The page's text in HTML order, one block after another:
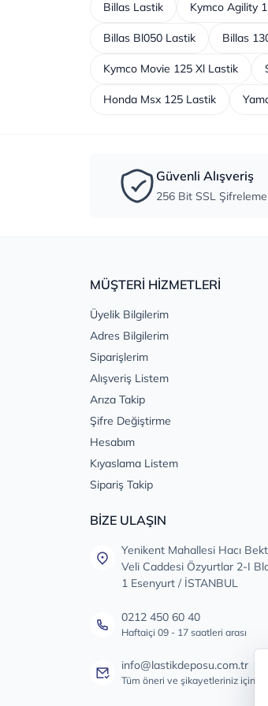
Billas Lastik Kymco Agility
Billas Bl050 Lastik Billas
Kymco Movie 125 Xl Lastik
Honda Msx 125 Lastik
Güvenli Alışveriş
256 Bit SSL Şifreleme
MÜŞTERİ HİZMETLERİ
Üyelik Bilgilerim
Adres Bilgilerim
Siparişlerim
Alışveriş Listem
Arıza Takip
Şifre Değiştirme
Hesabım
Kıyaslama Listem
Sipariş Takip
BİZE ULAŞIN
Yenikent Mahallesi Hacı
Veli Caddesi Özyurtlar 2-I
1 Esenyurt / İSTANBUL
0212 450 60 40
Haftaiçi 09 - 17 saatleri arası
info@lastikdeposu.com.tr
Tüm öneri ve şikayetleriniz için